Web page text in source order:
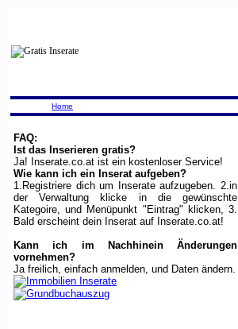
Home
FAQ:
Ist das Inserieren gratis?
Ja! Inserate.co.at ist ein kostenloser Service!
Wie kann ich ein Inserat aufgeben?
1.Registriere dich um Inserate aufzugeben. 2.in
der Verwaltung klicke in die gewünschte
Kategoire, und Menüpunkt "Eintrag" klicken, 3.
Bald erscheint dein Inserat auf Inserate.co.at!
Kann ich im Nachhinein Änderungen
vornehmen?
Ja freilich, einfach anmelden, und Daten ändern.